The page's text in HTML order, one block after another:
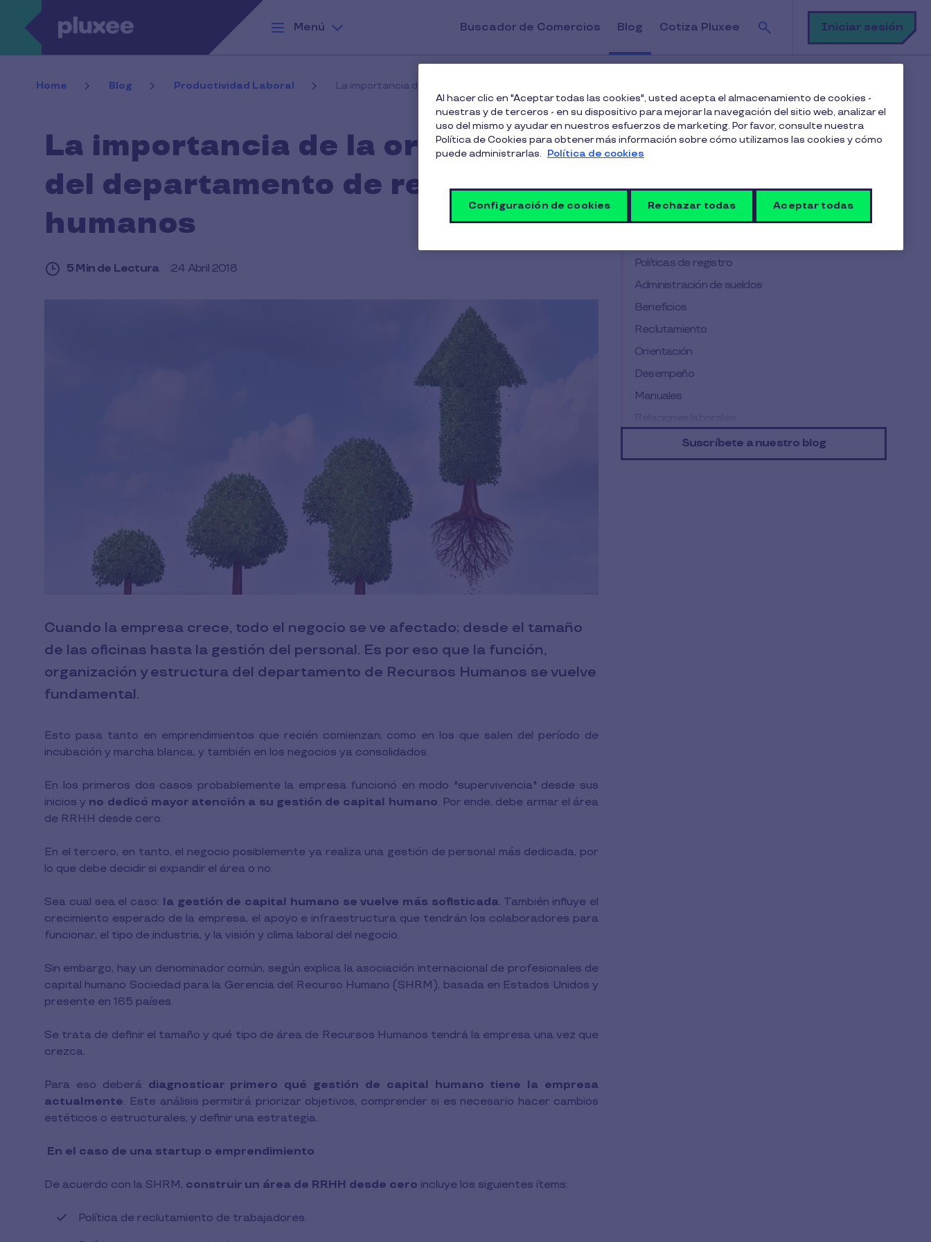
Pasar al contenido principal
Menú
Buscador de Comercios Blog Cotiza Pluxee
Buscar
Iniciar sesión
Home Blog Productividad Laboral La importancia de la organización del departamento de recursos humanos
La importancia de la organización
del departamento de recursos
humanos
5 Min de Lectura 24 Abril 2018
Cuando la empresa crece, todo el negocio se ve afectado; desde el tamaño
de las oficinas hasta la gestión del personal. Es por eso que la función,
organización y estructura del departamento de Recursos Humanos se vuelve
fundamental.
Esto pasa tanto en emprendimientos que recién comienzan, como en los que salen del período de
incubación y marcha blanca, y también en los negocios ya consolidados.
En los primeros dos casos probablemente la empresa funcionó en modo "supervivencia" desde sus
inicios y no dedicó mayor atención a su gestión de capital humano. Por ende, debe armar el área
de RRHH desde cero.
En el tercero, en tanto, el negocio posiblemente ya realiza una gestión de personal más dedicada, por
lo que debe decidir si expandir el área o no.
Sea cual sea el caso: la gestión de capital humano se vuelve más sofisticada. También influye el
crecimiento esperado de la empresa, el apoyo e infraestructura que tendrán los colaboradores para
funcionar, el tipo de industria, y la visión y clima laboral del negocio.
Sin embargo, hay un denominador común, según explica la asociación internacional de profesionales de
capital humano Sociedad para la Gerencia del Recurso Humano (SHRM), basada en Estados Unidos y
presente en 165 países.
Se trata de definir el tamaño y qué tipo de área de Recursos Humanos tendrá la empresa una vez que
crezca.
Para eso deberá diagnosticar primero qué gestión de capital humano tiene la empresa
actualmente. Este análisis permitirá priorizar objetivos, comprender si es necesario hacer cambios
estéticos o estructurales, y definir una estrategia.
En el caso de una startup o emprendimiento
De acuerdo con la SHRM, construir un área de RRHH desde cero incluye los siguientes ítems:
Política de reclutamiento de trabajadores.
Tabla de contenido
¿Cómo lograr un cambio exitoso?
Estrategia organizacional
Políticas de registro
Administración de sueldos
Beneficios
Reclutamiento
Orientación
Desempeño
Manuales
ConclusiónSuscríbete a nuestro blog
Al hacer clic en "Aceptar todas las cookies", usted acepta el almacenamiento de cookies -
nuestras y de terceros - en su dispositivo para mejorar la navegación del sitio web, analizar el
uso del mismo y ayudar en nuestros esfuerzos de marketing. Por favor, consulte nuestra
Política de Cookies para obtener más información sobre cómo utilizamos las cookies y cómo
puede administrarlas. Política de cookies
Configuración de cookies Rechazar todas Aceptar todas